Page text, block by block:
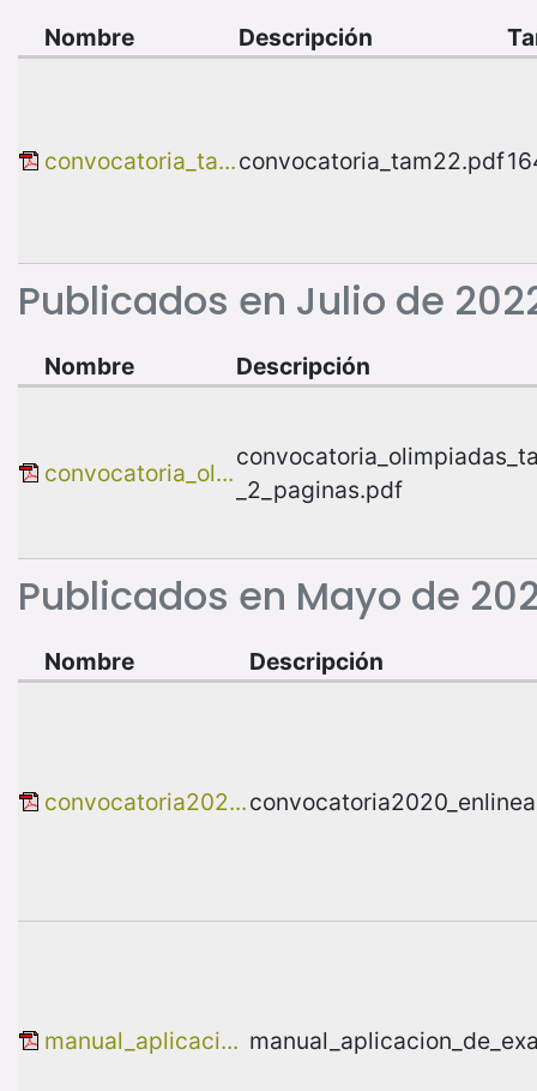
Publicados en Julio de
Nombre Descripción
convocatoria_ta...convocatoria_tam22.pdf
Publicados en Mayo de
Nombre Descripción
convocatoria_ol...
_2_paginas.pdf
Nombre Descripción
convocatoria202...
manual_aplicaci...